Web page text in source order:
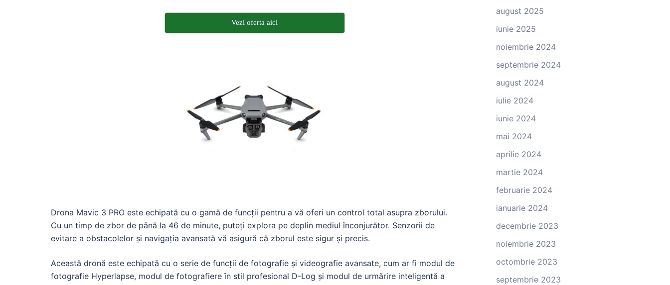
Vezi oferta aici
Drona Mavic 3 PRO este echipată cu o gamă de funcții pentru a vă oferi un control total asupra zborului.
Cu un timp de zbor de până la 46 de minute, puteți explora pe deplin mediul înconjurător. Senzorii de
evitare a obstacolelor și navigația avansată vă asigură că zborul este sigur și precis.
Această dronă este echipată cu o serie de funcții de fotografie și videografie avansate, cum ar fi modul de
fotografie Hyperlapse, modul de fotografiere în stil profesional D-Log și modul de urmărire inteligentă a
august 2025
iunie 2025
noiembrie 2024
septembrie 2024
august 2024
iulie 2024
iunie 2024
mai 2024
aprilie 2024
martie 2024
februarie 2024
ianuarie 2024
decembrie 2023
noiembrie 2023
octombrie 2023
septembrie 2023